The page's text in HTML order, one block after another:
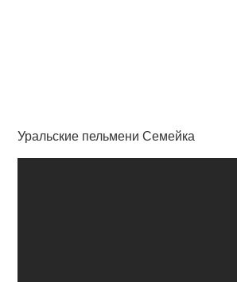
Уральские пельмени Семейка